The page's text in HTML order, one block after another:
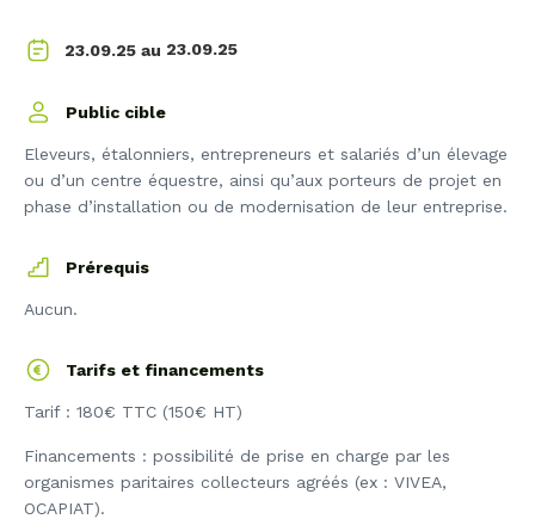
23.09.25 au 23.09.25
Public cible
Eleveurs, étalonniers, entrepreneurs et salariés d’un élevage
ou d’un centre équestre, ainsi qu’aux porteurs de projet en
phase d’installation ou de modernisation de leur entreprise.
Prérequis
Aucun.
Tarifs et financements
Tarif : 180€ TTC (150€ HT)
Financements : possibilité de prise en charge par les
organismes paritaires collecteurs agréés (ex : VIVEA,
OCAPIAT).